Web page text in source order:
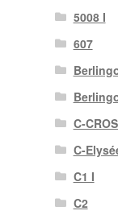
5008 I
607
C-
C-
C1 I
C2